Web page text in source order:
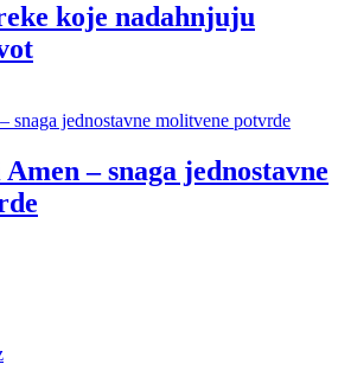
koje nadahnjuju
– snaga jednostavne